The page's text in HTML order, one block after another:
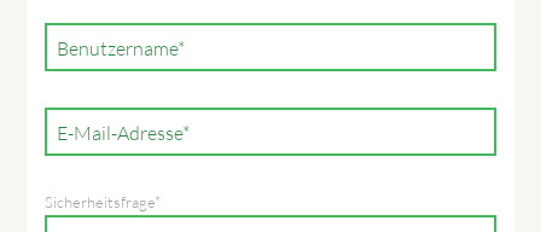
Pflichtfeld
Benutzername*
Pflichtfeld
E-Mail-Adresse*
Pflichtfeld
Sicherheitsfrage*